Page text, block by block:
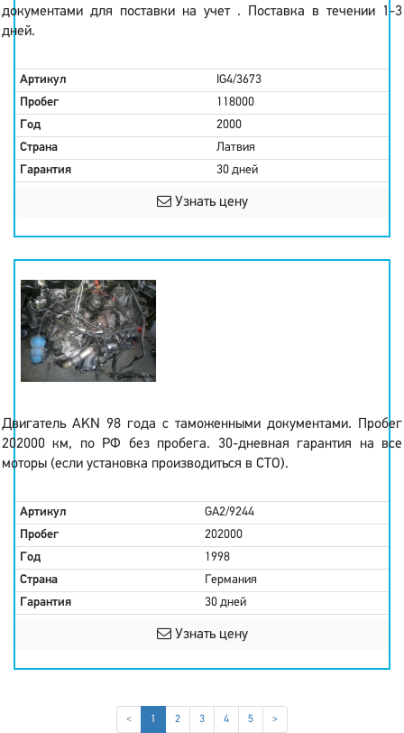
документами для поставки на учет . Поставка в течении 1-3
дней.
Артикул
IG4/3673
Пробег
118000
Год
2000
Страна
Латвия
Гарантия
30 дней
Узнать цену
Двигатель AKN 98 года с таможенными документами. Пробег
202000 км, по РФ без пробега. 30-дневная гарантия на все
моторы (если установка производиться в СТО).
Артикул
GA2/9244
Пробег
202000
Год
1998
Страна
Германия
Гарантия
30 дней
Узнать цену
< 1 (current)
2 3 4 5 >